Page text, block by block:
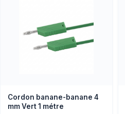
Cordon banane-banane 4
mm Vert 1 métre